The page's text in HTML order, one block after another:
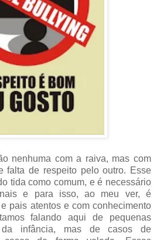
nenhuma com a raiva, mas com
falta de respeito pelo outro. Esse
tida como comum, e é necessário
e para isso, ao meu ver, é
pais atentos e com conhecimento
falando aqui de pequenas
da infância, mas de casos de